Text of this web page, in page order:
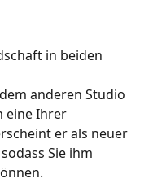
in beiden
anderen Studio
eine Ihrer
er als neuer
Sie ihm